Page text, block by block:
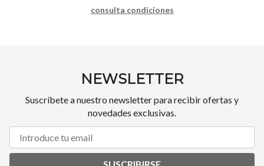
consulta condiciones
NEWSLETTER
Suscríbete a nuestro newsletter para recibir ofertas y
novedades exclusivas.